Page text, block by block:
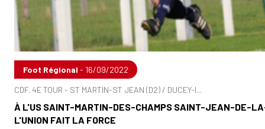
Foot Régional - 16/09/2022
CDF. 4E TOUR - ST MARTIN-ST JEAN (D2) / DUCEY-I...
À L'US SAINT-MARTIN-DES-CHAMPS SAINT-JEAN-DE-
L'UNION FAIT LA FORCE